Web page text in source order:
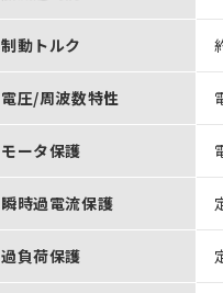
制動トルク
電圧/周波数特性
モータ保護
瞬時過電流保護
過負荷保護